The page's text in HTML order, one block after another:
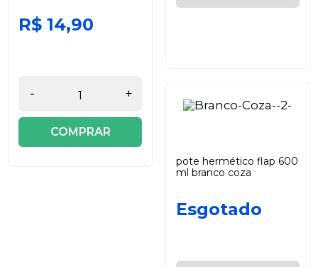
R$ 14,90
- +
COMPRAR
pote hermético flap 600
ml branco coza
Esgotado